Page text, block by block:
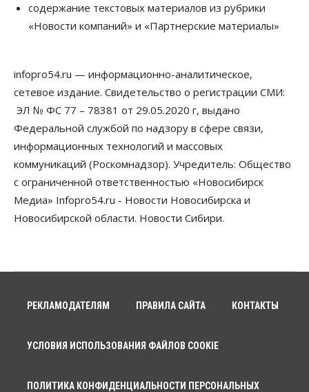
Телекоммуникации
В 16 населённых пунктах Мошковского района
Бизнес Право&Порядок
Злоумышленники опять атакуют
новосибирские компании через электронную
06 Августа 2026, 11:00
Общество
Медики готовятся к второму пику активности
клещей в Новосибирской области
06 Августа 2026, 10:00
06 Августа 2026, 09:00
Застройщики Новосибирска
От регоператора Новосибирска потребовали
содержание текстовых материалов из рубрики
«Новости компаний» и «Партнерские материалы»
infopro54.ru — информационно-аналитическое,
сетевое издание. Свидетельство о регистрации СМИ:
ЭЛ № ФС 77 – 78381 от 29.05.2020 г, выдано
Федеральной службой по надзору в сфере связи,
информационных технологий и массовых
коммуникаций (Роскомнадзор). Учредитель: Общество
с ограниченной ответственностью «Новосибирск
Медиа» Infopro54.ru - Новости Новосибирска и
Новосибирской области. Новости Сибири.
РЕКЛАМОДАТЕЛЯМ ПРАВИЛА САЙТА КОНТАКТЫ
УСЛОВИЯ ИСПОЛЬЗОВАНИЯ ФАЙЛОВ COOKIE
ПОЛИТИКА КОНФИДЕНЦИАЛЬНОСТИ ПЕРСОНАЛЬНЫХ